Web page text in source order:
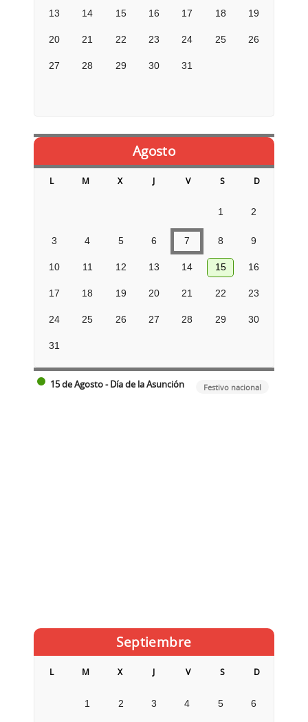
13 14 15 16 17 18 19
20 21 22 23 24 25 26
27 28 29 30 31
Agosto
L M X J V S D
1 2
3 4 5 6 7 8 9
10 11 12 13 14 15 16
17 18 19 20 21 22 23
24 25 26 27 28 29 30
31
15 de Agosto - Día de la Asunción Festivo nacional
Septiembre
L M X J V S D
1 2 3 4 5 6